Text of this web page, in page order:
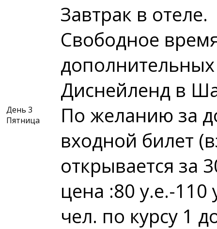
День 3
Пятница
Завтрак в отеле.
Свободное
дополнительных
Диснейленд в
По желанию за
входной билет
открывается за
цена :80 у.е.-110
чел. по курсу 1